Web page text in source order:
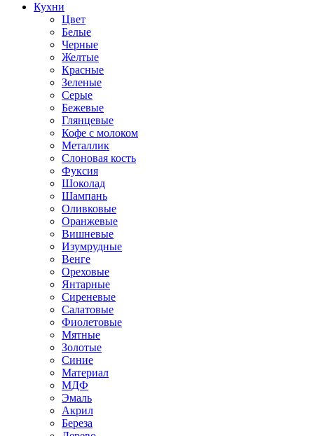
Кухни
Цвет
Белые
Черные
Желтые
Красные
Зеленые
Серые
Бежевые
Глянцевые
Кофе с молоком
Металлик
Слоновая кость
Фуксия
Шоколад
Шампань
Оливковые
Оранжевые
Вишневые
Изумрудные
Венге
Ореховые
Янтарные
Сиреневые
Салатовые
Фиолетовые
Мятные
Золотые
Синие
Материал
МДФ
Эмаль
Акрил
Береза